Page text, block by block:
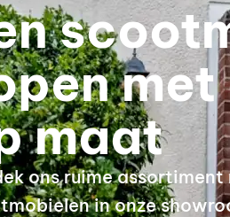
maat
ons ruime
in onze